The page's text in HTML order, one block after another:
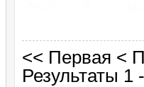
<< Первая <
Результаты 1